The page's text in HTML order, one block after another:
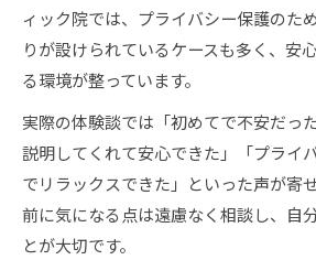
ィック院では、プライバシー保護のた
りが設けられているケースも多く、安
る環境が整っています。
実際の体験談では「初めてで不安だっ
説明してくれて安心できた」「プライ
でリラックスできた」といった声が寄
前に気になる点は遠慮なく相談し、自
とが大切です。